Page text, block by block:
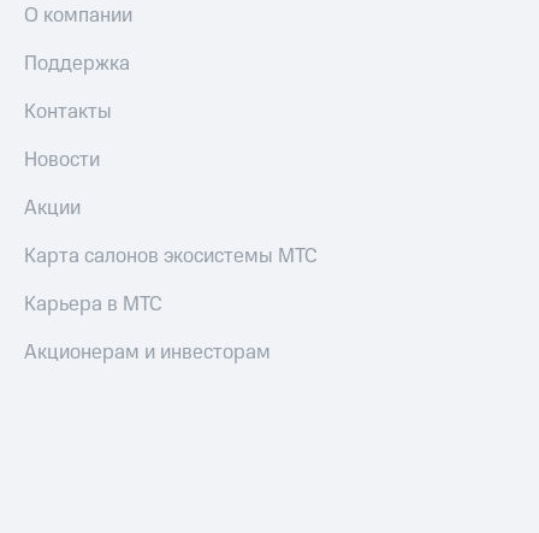
О компании
Поддержка
Контакты
Новости
Акции
Карта салонов экосистемы МТС
Карьера в МТС
Акционерам и инвесторам